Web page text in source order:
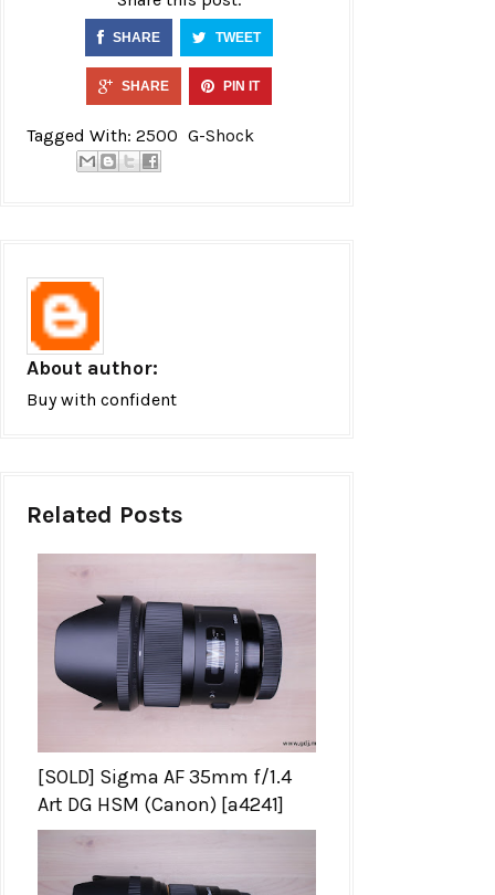
SHARE TWEET
SHARE PIN IT
Tagged With: 2500 G-Shock
About author:
Buy with confident
Related Posts
[SOLD] Sigma AF 35mm f/1.4
Art DG HSM (Canon) [a4241]